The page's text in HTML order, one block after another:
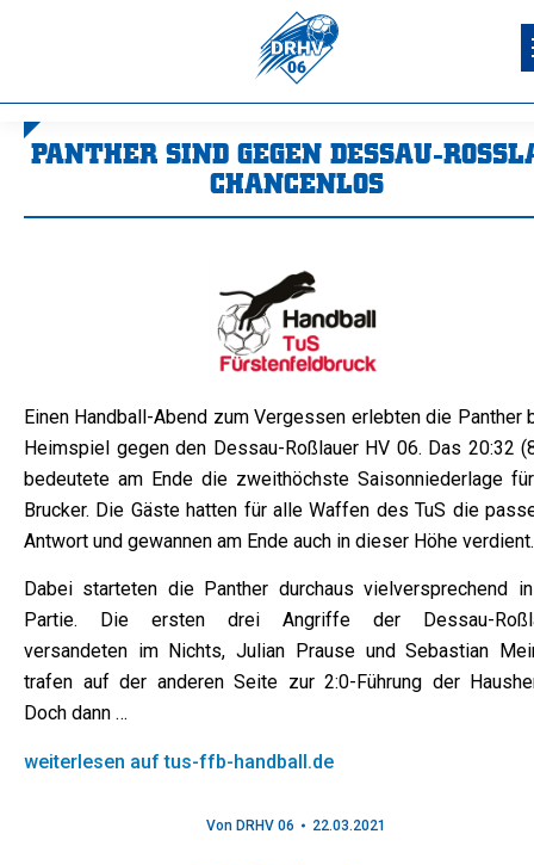
PANTHER SIND GEGEN DESSAU-
HANCENLOS
Einen Handball-Abend zum Vergessen erlebten die Panther
Heimspiel gegen den Dessau-Roßlauer HV 06. Das 20:32
bedeutete am Ende die zweithöchste Saisonniederlage
Brucker. Die Gäste hatten für alle Waffen des TuS die
Antwort und gewannen am Ende auch in dieser Höhe verdient.
Dabei starteten die Panther durchaus vielversprechend
Partie. Die ersten drei Angriffe der Dessau-
versandeten im Nichts, Julian Prause und Sebastian
trafen auf der anderen Seite zur 2:0-Führung der
Doch dann …
weiterlesen auf tus-ffb-handball.de
Von DRHV 06 22.03.2021